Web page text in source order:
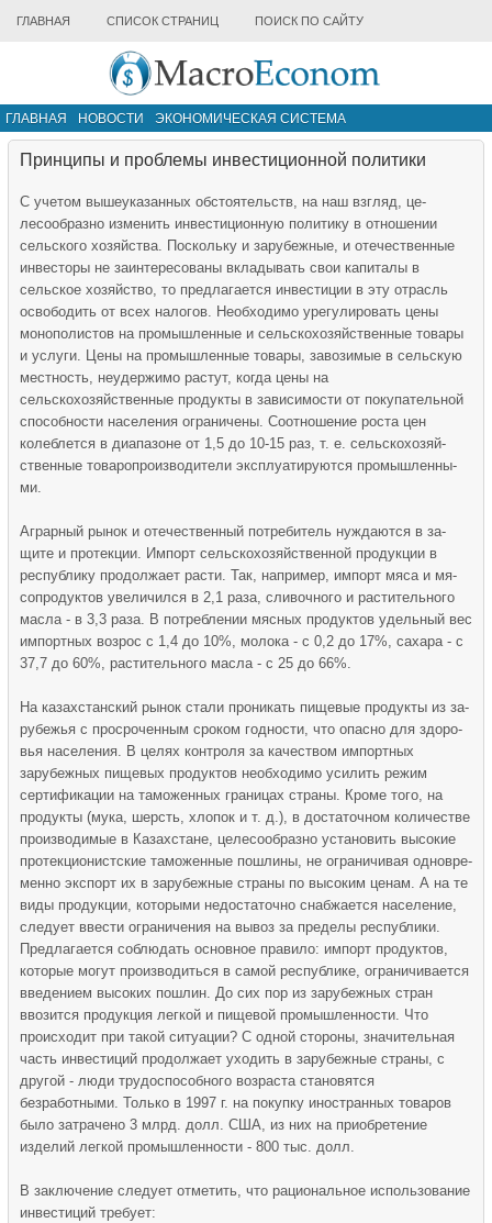
ГЛАВНАЯ СПИСОК СТРАНИЦ ПОИСК ПО САЙТУ
ГЛАВНАЯ НОВОСТИ
ЭКОНОМИЧЕСКАЯ СИСТЕМА
ИНФРАСТРУКТУРА РЫНКА
Принципы и проблемы инвестиционной политики
С учетом вышеуказанных об­стоятельств, на наш взгляд, це­
лесообразно изменить инвести­ционную политику в отношении
сельского хозяйства. Поскольку и зарубежные, и отечественные
ин­весторы не заинтересованы вкла­дывать свои капиталы в
сельское хозяйство, то предлагается инве­стиции в эту отрасль
освободить от всех налогов. Необходимо уре­гулировать цены
монополистов на промышленные и сельскохозяй­ственные товары
и услуги. Цены на промышленные товары, заво­зимые в сельскую
местность, не­удержимо растут, когда цены на
сельскохозяйственные продукты в зависимости от покупательной
способности населения ограни­чены. Соотношение роста цен
колеблется в диапазоне от 1,5 до 10-15 раз, т. е. сельскохозяй­
ственные товаропроизводители эксплуатируются промышленны­
ми.
Аграрный рынок и отечествен­ный потребитель нуждаются в за­
щите и протекции. Импорт сель­скохозяйственной продукции в
республику продолжает расти. Так, например, импорт мяса и мя­
сопродуктов увеличился в 2,1 раза, сливочного и растительно­го
масла - в 3,3 раза. В потреб­лении мясных продуктов удель­ный вес
импортных возрос с 1,4 до 10%, молока - с 0,2 до 17%, сахара - с
37,7 до 60%, расти­тельного масла - с 25 до 66%.
На казахстанский рынок стали про­никать пищевые продукты из за­
рубежья с просроченным сроком годности, что опасно для здоро­
вья населения. В целях контроля за качеством импортных
зарубеж­ных пищевых продуктов необхо­димо усилить режим
сертифика­ции на таможенных границах страны. Кроме того, на
продукты (мука, шерсть, хлопок и т. д.), в достаточном количестве
произво­димые в Казахстане, целесооб­разно установить высокие
про­текционистские таможенные по­шлины, не ограничивая одновре­
менно экспорт их в зарубежные страны по высоким ценам. А на те
виды продукции, которыми недостаточно снабжается насе­ление,
следует ввести ограниче­ния на вывоз за пределы респуб­лики.
Предлагается соблюдать основное правило: импорт про­дуктов,
которые могут произво­диться в самой республике, ог­раничивается
введением высоких пошлин. До сих пор из зарубеж­ных стран
ввозится продукция легкой и пищевой промышленно­сти. Что
происходит при такой ситуации? С одной стороны, зна­чительная
часть инвестиций про­должает уходить в зарубежные страны, с
другой - люди трудо­способного возраста становятся
безработными. Только в 1997 г. на покупку иностранных товаров
было затрачено 3 млрд. долл. США, из них на приобретение
изделий легкой промышленности - 800 тыс. долл.
В заключение следует отме­тить, что рациональное использо­вание
инвестиций требует: